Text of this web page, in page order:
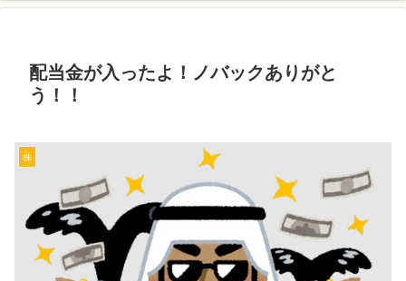
配当金が入ったよ！ノバックありがと
う！！
株